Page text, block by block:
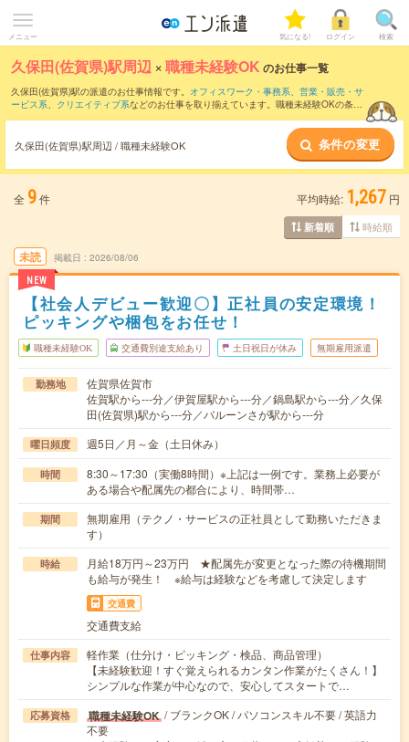
メニュー 気になる! ログイン 検索
久保田(佐賀県)駅周辺 ×職種未経験OK のお仕事一覧
久保田(佐賀県)駅の派遣のお仕事情報です。 オフィスワーク・事務系、 営業・販売・サ
ービス系、 クリエイティブ系などのお仕事を取り揃えています。職種未経験OKの条件
久保田(佐賀県)駅周辺 / 職種未経験OK 条件の変更
全 9件 平均時給: 1,267 円
新着順 時給順
未読
NEW
掲載日 2026/08/06
【社会人デビュー歓迎〇】正社員の安定環境！
ピッキングや梱包をお任せ！
職種未経験OK 交通費別途支給あり 土日祝日が休み 無期雇用派遣
勤務地
佐賀県佐賀市
佐賀駅から---分／伊賀屋駅から---分／鍋島駅から---分／久保
田(佐賀県)駅から---分／バルーンさが駅から---分
曜日頻度 週5日／月～金（土日休み）
時間
8:30～17:30（実働8時間）※上記は一例です。業務上必要が
ある場合や配属先の都合により、時間帯…
期間
無期雇用（テクノ・サービスの正社員として勤務いただきま
す）
時給
月給18万円～23万円 ★配属先が変更となった際の待機期間
も給与が発生！ ※給与は経験などを考慮して決定します
交通費
交通費支給
仕事内容
軽作業（仕分け・ピッキング・検品、商品管理）
【未経験歓迎！すぐ覚えられるカンタン作業がたくさん！】
シンプルな作業が中心なので、安心してスタートで…
応募資格 職種未経験OK / ブランクOK / パソコンスキル不要 / 英語力
不要